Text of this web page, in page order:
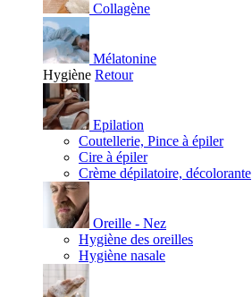
Collagène
Mélatonine
Hygiène Retour
Epilation
Coutellerie, Pince à épiler
Cire à épiler
Crème dépilatoire, décolorante
Oreille - Nez
Hygiène des oreilles
Hygiène nasale